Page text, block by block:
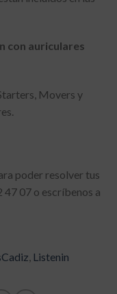
con auriculares
Movers y
poder resolver tus
47 07 o escríbenos a
Listenin